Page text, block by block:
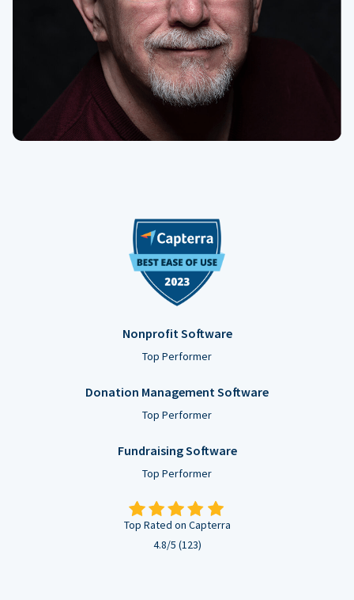
Nonprofit Software
Top Performer
Donation Management Software
Top Performer
Fundraising Software
Top Performer
Top Rated on Capterra
4.8/5 (123)